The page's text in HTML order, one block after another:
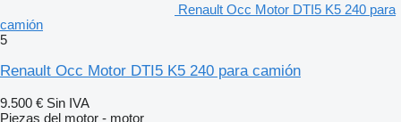
Renault Occ Motor DTI5 K5 240 para
camión
5
Renault Occ Motor DTI5 K5 240 para camión
9.500 € Sin IVA
Piezas del motor - motor